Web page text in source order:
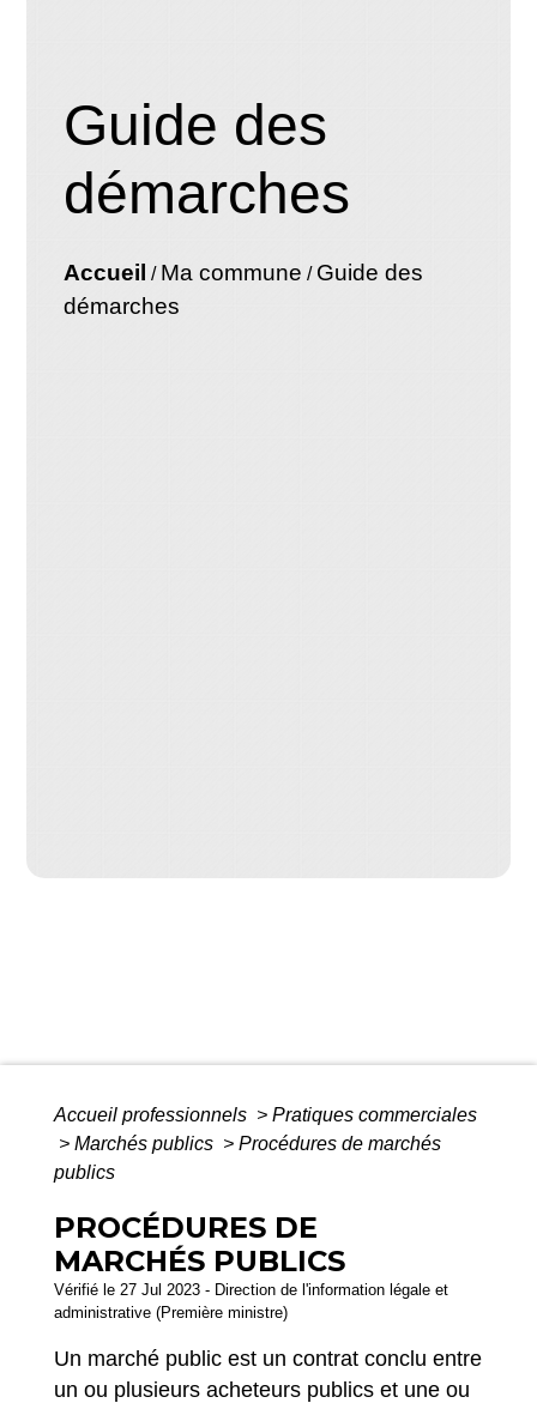
Guide des
démarches
Accueil / Ma commune / Guide des
démarches
Accueil professionnels > Pratiques commerciales
> Marchés publics > Procédures de marchés
publics
PROCÉDURES DE
MARCHÉS PUBLICS
Vérifié le 27 Jul 2023 - Direction de l'information légale et
administrative (Première ministre)
Un marché public est un contrat conclu entre
un ou plusieurs acheteurs publics et une ou